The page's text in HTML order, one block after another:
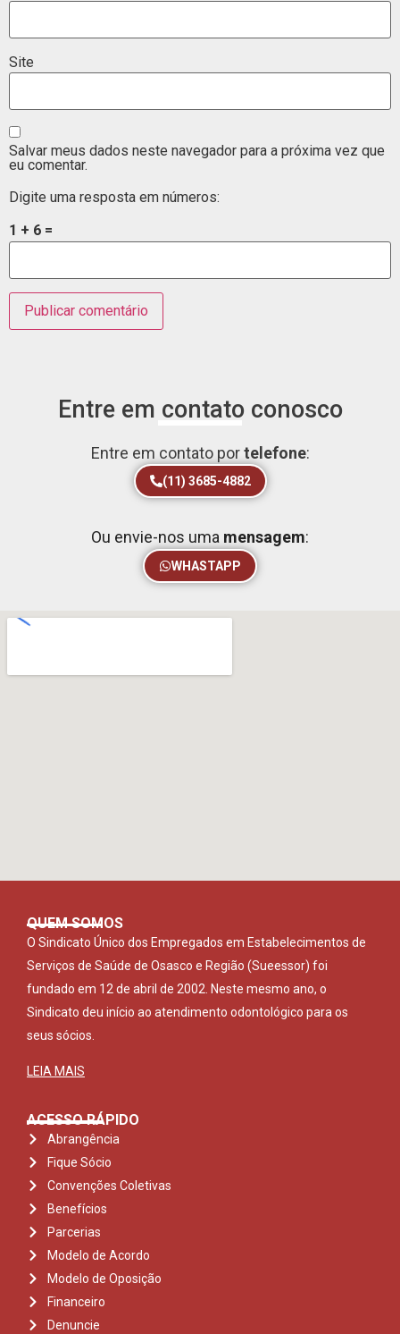
Site
Salvar meus dados neste navegador para a próxima vez que
eu comentar.
Digite uma resposta em números:
1 + 6 =
Entre em contato conosco
Entre em contato portelefone:
(11) 3685-4882
Ou envie-nos uma mensagem:
WHASTAPP
QUEM SOMOS
O Sindicato Único dos Empregados em Estabelecimentos de
Serviços de Saúde de Osasco e Região (Sueessor) foi
fundado em 12 de abril de 2002. Neste mesmo ano, o
Sindicato deu início ao atendimento odontológico para os
seus sócios.
LEIA MAIS
ACESSO RÁPIDO
Abrangência
Fique Sócio
Convenções Coletivas
Benefícios
Parcerias
Modelo de Acordo
Modelo de Oposição
Financeiro
Denuncie